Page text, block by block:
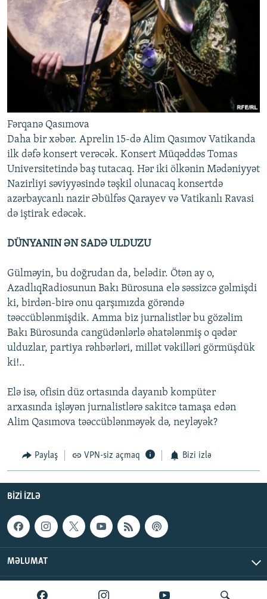
Fərqanə Qasımova
Daha bir xəbər. Aprelin 15-də Alim Qasımov Vatikanda
ilk dəfə konsert verəcək. Konsert Müqəddəs Tomas
Universitetində baş tutacaq. Hər iki ölkənin Mədəniyyət
Nazirliyi səviyyəsində təşkil olunacaq konsertdə
azərbaycanlı nazir Əbülfəs Qarayev və Vatikanlı Ravasi
də iştirak edəcək.
DÜNYANIN ƏN SADƏ ULDUZU
Gülməyin, bu doğrudan da, belədir. Ötən ay o,
AzadlıqRadiosunun Bakı Bürosuna elə səssizcə gəlmişdi
ki, birdən-birə onu qarşımızda görəndə
təəccüblənmişdik. Amma biz jurnalistlər bu gözəlim
Bakı Bürosunda cangüdənlərlə əhatələnmiş o qədər
ulduzlar, partiya rəhbərləri, millət vəkilləri görmüşdük
ki!..
Elə isə, ofisin düz ortasında dayanıb kompüter
arxasında işləyən jurnalistlərə sakitcə tamaşa edən
Alim Qasımova təəccüblənməyək də, neyləyək?
Paylaş VPN-siz açmaq Bizi izlə
BIZI IZLƏ
MƏLUMAT
AzadlıqRadiosu © 2026 Inc. | Bütün hüquqlar qorunur